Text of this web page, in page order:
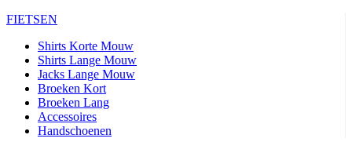
Broeken Kort
Accessoires
Handschoenen